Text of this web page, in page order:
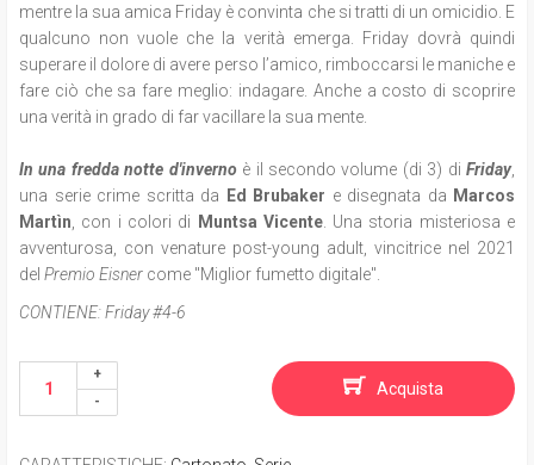
mentre la sua amica Friday è convinta che si tratti di un omicidio. E
qualcuno non vuole che la verità emerga. Friday dovrà quindi
superare il dolore di avere perso l’amico, rimboccarsi le maniche e
fare ciò che sa fare meglio: indagare. Anche a costo di scoprire
una verità in grado di far vacillare la sua mente.
In una fredda notte d'invernoè il secondo volume (di 3) diFriday,
una serie crime scritta da
Ed Brubaker e disegnata da Marcos
Martìn , con i colori di Muntsa Vicente. Una storia misteriosa e
avventurosa, con venature post-young adult, vincitrice nel 2021
del Premio Eisner come "Miglior fumetto digitale".
CONTIENE:Friday #4-6
Acquista